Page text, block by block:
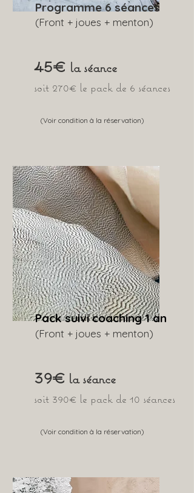
Programme 6 séances
(Front + joues + menton)​
45€ la séance
soit 270€​ le pack de 6 séances
(Voir condition à la réservation)
Pack suivi coaching 1 an
(Front + joues + menton)​
39€ la séance
soit 390€ le pack de 10 séances
(Voir condition à la réservation)